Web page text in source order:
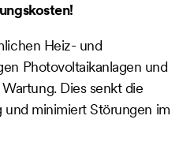
Heiz- und
Photovoltaikanlagen und
Dies senkt die
und minimiert Störungen im